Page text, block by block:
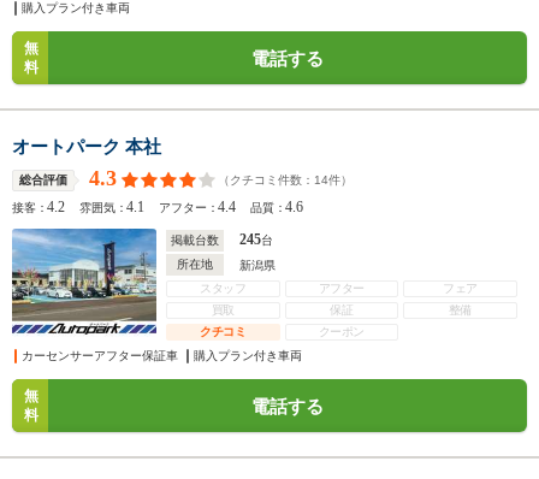
購入プラン付き車両
無
料
電話する
オートパーク 本社
総合評価 4.3 （クチコミ件数： 14件）
接客：4.2 雰囲気：4.1 アフター：4.4 品質：4.6
掲載台数 245台
所在地
新潟県
スタッフ
アフター
フェア
買取
保証
整備
クチコミ
クーポン
カーセンサーアフター保証車
購入プラン付き車両
無
料
電話する